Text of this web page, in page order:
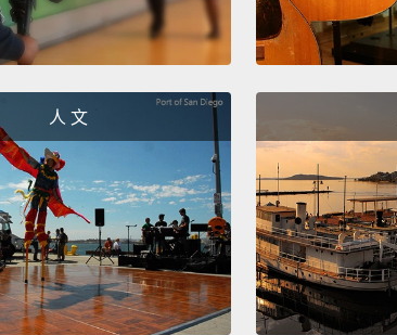
人 文